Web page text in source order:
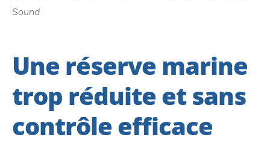
Sound
Une réserve marine
trop réduite et sans
contrôle efficace